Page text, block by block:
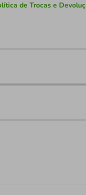
de Trocas e